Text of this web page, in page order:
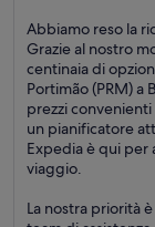
Abbiamo reso la
Grazie al nostro
centinaia di
Portimão (PRM) a
prezzi
un pianificatore
Expedia è qui per
viaggio.
La nostra priorità